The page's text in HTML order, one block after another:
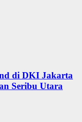
di DKI Jakarta
Seribu Utara